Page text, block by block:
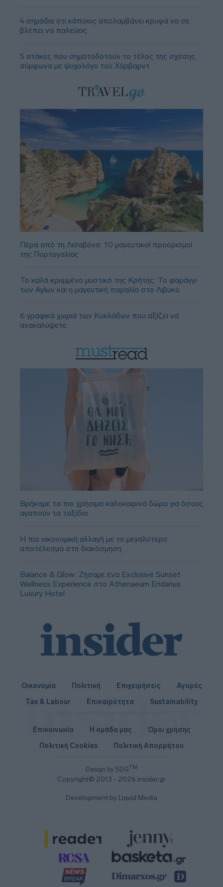
4 σημάδια ότι κάποιος απολαμβάνει κρυφά να σε
βλέπει να παλεύεις
5 ατάκες που σηματοδοτούν το τέλος της σχέσης,
σύμφωνα με ψυχολόγο του Χάρβαρντ
Πέρα από τη Λισαβόνα: 10 μαγευτικοί προορισμοί
της Πορτογαλίας
Το καλά κρυμμένο μυστικό της Κρήτης: Το φαράγγι
των Αγίων και η μαγευτική παραλία στο Λιβυκό
6 γραφικά χωριά των Κυκλάδων που αξίζει να
ανακαλύψετε
Βρήκαμε τα πιο χρήσιμα καλοκαιρινά δώρα για όσους
αγαπούν τα ταξίδια
Η πιο οικονομική αλλαγή με το μεγαλύτερο
αποτέλεσμα στη διακόσμηση
Balance & Glow: Ζήσαμε ένα Exclusive Sunset
Wellness Experience στο Athenaeum Eridanus
Luxury Hotel
Οικονομία Πολιτική Επιχειρήσεις
Αγορές
Tax & Labour
Επικαιρότητα Sustainability
Design by SDGTM
Copyright© 2013 - 2026 insider.gr
Επικοινωνία Η ομάδα μας
Όροι χρήσης
Πολιτική Cookies
Πολιτική Απορρήτου
Development by Liquid Media